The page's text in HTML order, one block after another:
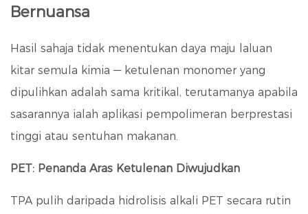
Bernuansa
Hasil sahaja tidak menentukan daya maju laluan
kitar semula kimia — ketulenan monomer yang
dipulihkan adalah sama kritikal, terutamanya apabila
sasarannya ialah aplikasi pempolimeran berprestasi
tinggi atau sentuhan makanan.
PET: Penanda Aras Ketulenan Diwujudkan
TPA pulih daripada hidrolisis alkali PET secara rutin